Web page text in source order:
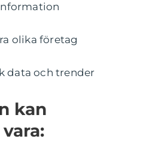
olika företag
data och trender
kan